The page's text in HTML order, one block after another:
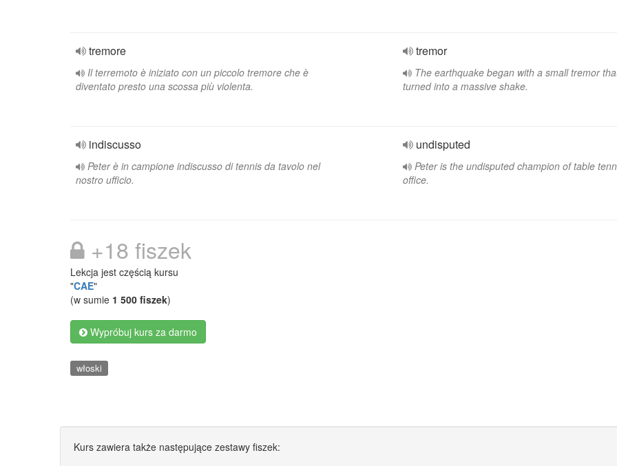
tremore
Il terremoto è iniziato con un piccolo tremore che è
diventato presto una scossa più violenta.
tremor
The earthquake began with a small tremor
turned into a massive shake.
indiscusso
Peter è in campione indiscusso di tennis da tavolo nel
nostro ufficio.
undisputed
Peter is the undisputed champion of table
office.
+18 fiszek
Lekcja jest częścią kursu
"CAE"
(w sumie 1 500 fiszek)
Wypróbuj kurs za darmo
włoski
Kurs zawiera także następujące zestawy fiszek: